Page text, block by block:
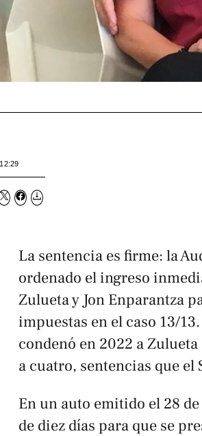
La sentencia es firme: la
ordenado el ingreso
Zulueta y Jon Enparantza
impuestas en el caso 13/
condenó en 2022 a
a cuatro, sentencias que
En un auto emitido el 28
de diez días para que se